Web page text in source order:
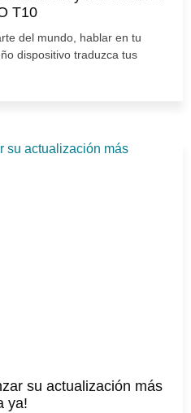
T10
del mundo, hablar en tu
dispositivo traduzca tus
su actualización más
ya!